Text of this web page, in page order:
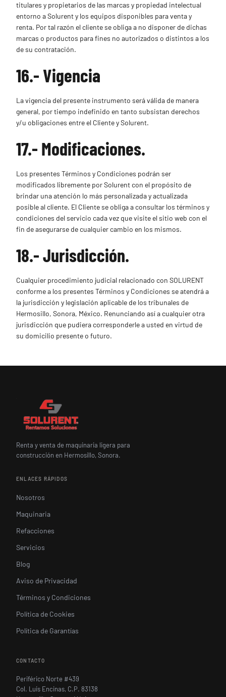
titulares y propietarios de las marcas y propiedad intelectual
entorno a Solurent y los equipos disponibles para venta y
renta. Por tal razón el cliente se obliga a no disponer de dichas
marcas o productos para fines no autorizados o distintos a los
de su contratación.
16.- Vigencia
La vigencia del presente instrumento será válida de manera
general, por tiempo indefinido en tanto subsistan derechos
y/u obligaciones entre el Cliente y Solurent.
17.- Modificaciones.
Los presentes Términos y Condiciones podrán ser
modificados libremente por Solurent con el propósito de
brindar una atención lo más personalizada y actualizada
posible al cliente. El Cliente se obliga a consultar los términos y
condiciones del servicio cada vez que visite el sitio web con el
fin de asegurarse de cualquier cambio en los mismos.
18.- Jurisdicción.
Cualquier procedimiento judicial relacionado con SOLURENT
conforme a los presentes Términos y Condiciones se atendrá a
la jurisdicción y legislación aplicable de los tribunales de
Hermosillo, Sonora, México. Renunciando así a cualquier otra
jurisdicción que pudiera corresponderle a usted en virtud de
su domicilio presente o futuro.
Renta y venta de maquinaria ligera para
construcción en Hermosillo, Sonora.
ENLACES RÁPIDOS
Nosotros
Maquinaria
Refacciones
Servicios
Blog
Aviso de Privacidad
Términos y Condiciones
Política de Cookies
Política de Garantías
CONTACTO
Periférico Norte #439
Col. Luis Encinas, C.P. 83138